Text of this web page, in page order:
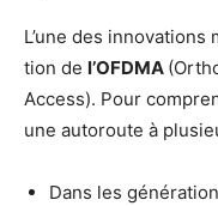
L’une des
tion de l’OFD­MA
Access). Pour
une auto­route à
Dans les